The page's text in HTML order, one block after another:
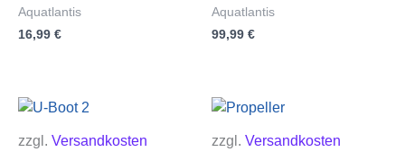
Bewertet
mit
0
Aquatlantis
16,99 €
Bewertet
mit
0
Aquatlantis
99,99 €
zzgl. Versandkosten zzgl. Versandkosten